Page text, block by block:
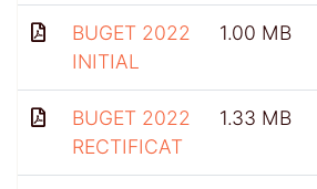
BUGET 2022
INITIAL
1.00 MB
BUGET 2022
RECTIFICAT
1.33 MB